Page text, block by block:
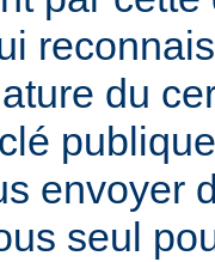
du
envoyer
seul